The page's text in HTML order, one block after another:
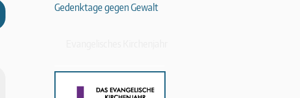
Gedenktage gegen Gewalt